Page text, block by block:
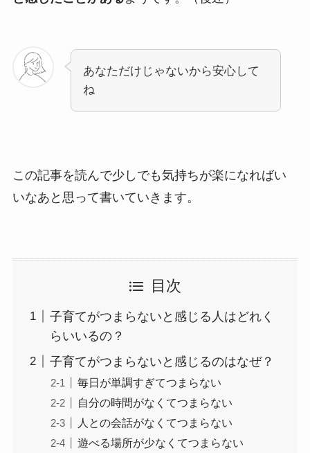
あなただけじゃないから安心して
ね
この記事を読んで少しでも気持ちが楽になればい
いなあと思って書いていきます。
目次
子育てがつまらないと感じる人はどれく
らいいるの？
子育てがつまらないと感じるのはなぜ？
毎日が単調すぎてつまらない
自分の時間がなくてつまらない
人との会話がなくてつまらない
遊べる場所が少なくてつまらない